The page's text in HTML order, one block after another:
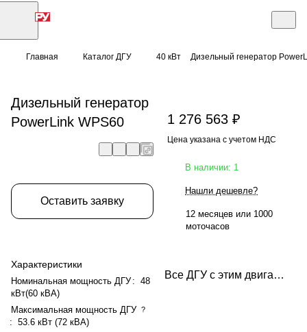
Главная Каталог ДГУ 40 кВт Дизельный генератор
Дизельный генератор
PowerLink WPS60
Оставить заявку
Характеристики
Номинальная мощность ДГУ : 48
кВт(60 кВА)
Максимальная мощность ДГУ ?
: 53.6 кВт (72 кВА)
1 276 563 ₽
Цена указана с учетом НДС
В наличии: 1
Нашли дешевле?
12 месяцев или 1000
моточасов
Все ДГУ с этим двигателем